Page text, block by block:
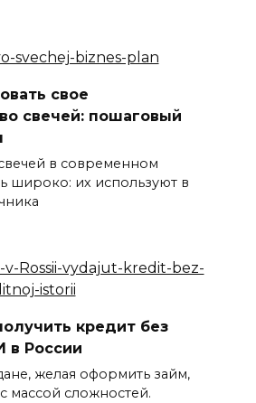
свое
свечей: пошаговый
в современном
широко: их используют в
кредит без
в России
желая оформить займ,
массой сложностей.